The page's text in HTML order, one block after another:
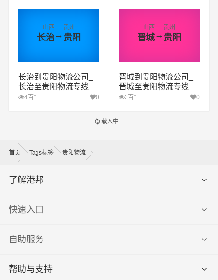
山西
长治→
贵州
贵阳
长治到贵阳物流公司_
长治至贵阳物流专线
4百 + 0
山西
晋城→
贵州
贵阳
晋城到贵阳物流公司_
晋城至贵阳物流专线
3百 + 0
载入中...
首页 Tags标签 贵阳物流
了解港邦
快速入口
自助服务
帮助与支持